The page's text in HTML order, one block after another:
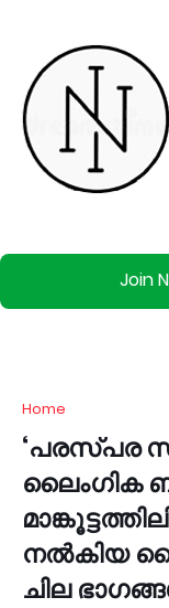
Join
Home
‘പരസ്പര
ലൈംഗിക
നല്‍കിയ
ചില